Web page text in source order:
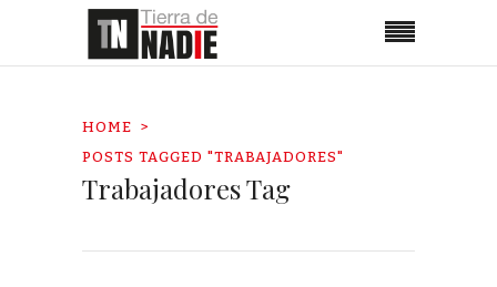
HOME
POSTS TAGGED "TRABAJADORES"
Trabajadores Tag